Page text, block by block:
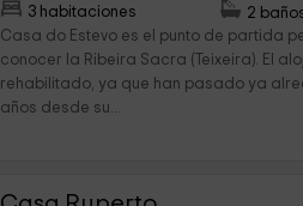
3 habitaciones
2
Casa do Estevo es el punto de partida
conocer la Ribeira Sacra (Teixeira). El
rehabilitado, ya que han pasado ya
años desde su...